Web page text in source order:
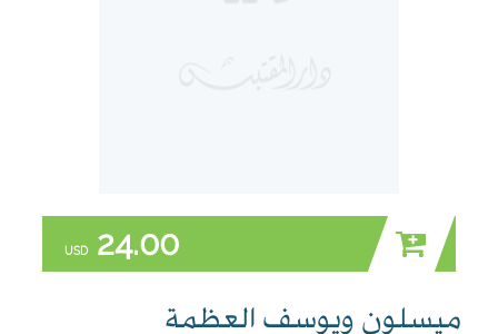
24.00
USD
ميسلون ويوسف العظمة